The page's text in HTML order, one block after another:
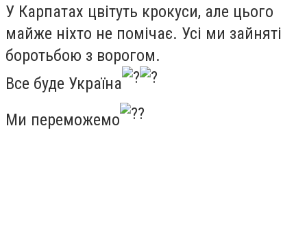
У Карпатах цвітуть крокуси, але цього
майже ніхто не помічає. Усі ми зайняті
боротьбою з ворогом.
Все буде Україна
Ми переможемо